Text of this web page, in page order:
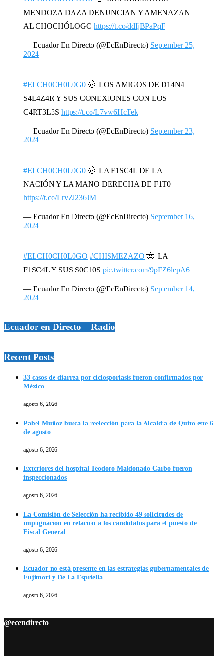
MENDOZA DAZA DENUNCIAN Y AMENAZAN
AL CHOCHÓLOGO https://t.co/ddIjBPaPqF
— Ecuador En Directo (@EcEnDirecto) September 25,
2024
#ELCH0CH0L0G0 🤠| LOS AMIGOS DE D14N4
S4L4Z4R Y SUS CONEXIONES CON LOS
C4RT3L3S https://t.co/L7vw6HcTek
— Ecuador En Directo (@EcEnDirecto) September 23,
2024
#ELCH0CH0L0G0 🤠| LA F1SC4L DE LA
NACIÓN Y LA MANO DERECHA DE F1T0
https://t.co/LrvZl236JM
— Ecuador En Directo (@EcEnDirecto) September 16,
2024
#ELCH0CH0L0GO #CHISMEZAZO 🤠| LA
F1SC4L Y SUS S0C10S pic.twitter.com/9pFZ6lepA6
— Ecuador En Directo (@EcEnDirecto) September 14,
2024
Ecuador en Directo – Radio
Recent Posts
33 casos de diarrea por ciclosporiasis fueron confirmados por
México
agosto 6, 2026
Pabel Muñoz busca la reelección para la Alcaldía de Quito este 6
de agosto
agosto 6, 2026
Exteriores del hospital Teodoro Maldonado Carbo fueron
inspeccionados
agosto 6, 2026
La Comisión de Selección ha recibido 49 solicitudes de
impugnación en relación a los candidatos para el puesto de
Fiscal General
agosto 6, 2026
Ecuador no está presente en las estrategias gubernamentales de
Fujimori y De La Espriella
agosto 6, 2026
@ecendirecto